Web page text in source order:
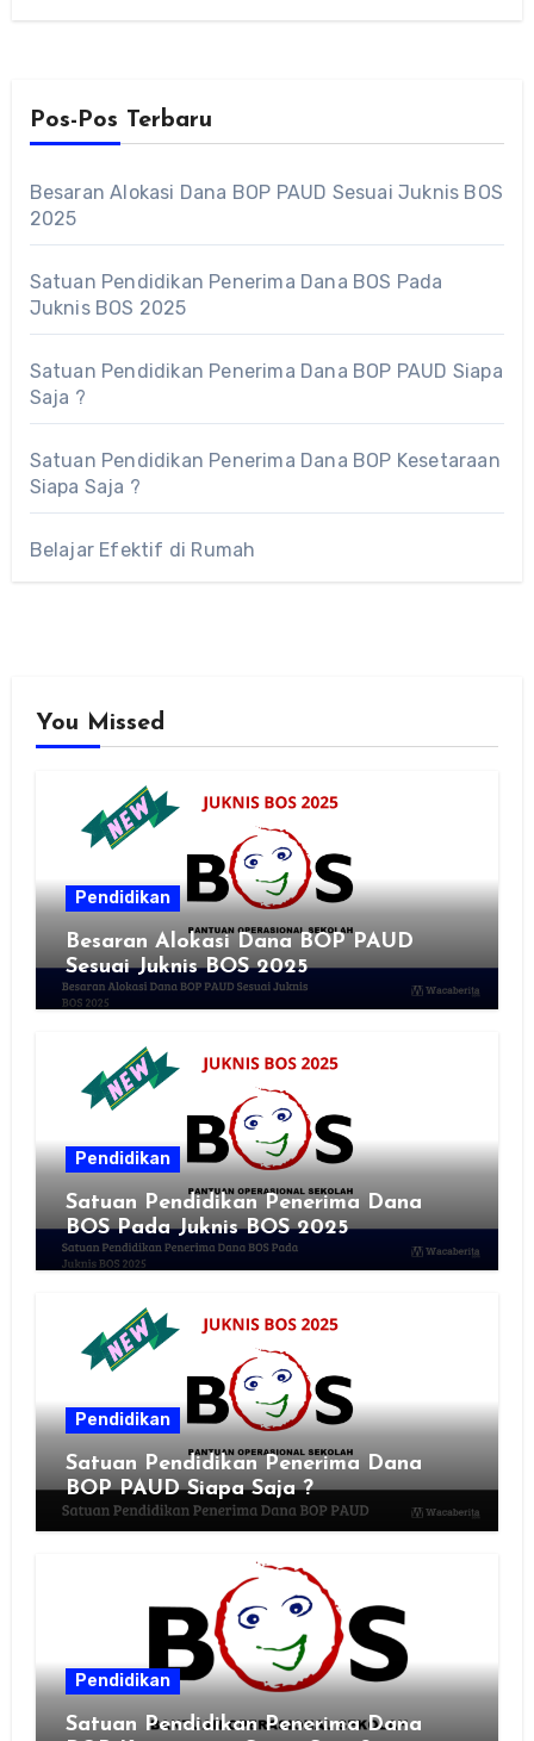
Pos-Pos Terbaru
Besaran Alokasi Dana BOP PAUD Sesuai Juknis BOS
2025
Satuan Pendidikan Penerima Dana BOS Pada
Juknis BOS 2025
Satuan Pendidikan Penerima Dana BOP PAUD Siapa
Saja ?
Satuan Pendidikan Penerima Dana BOP Kesetaraan
Siapa Saja ?
Belajar Efektif di Rumah
You Missed
Pendidikan
Besaran Alokasi Dana BOP PAUD
Sesuai Juknis BOS 2025
Pendidikan
Satuan Pendidikan Penerima Dana
BOS Pada Juknis BOS 2025
Pendidikan
Satuan Pendidikan Penerima Dana
BOP PAUD Siapa Saja ?
Pendidikan
Satuan Pendidikan Penerima Dana